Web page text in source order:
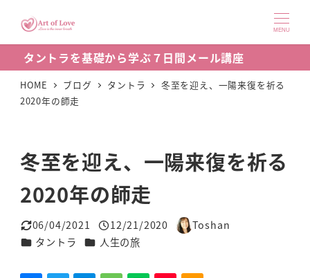
ン
コ
MENU
タントラを基礎から学ぶ７日間メール講座
HOME ブログ タントラ
冬至を迎え、一陽来復を祈る
2020年の師走
冬至を迎え、一陽来復を祈る
2020年の師走
更新日
06/04/2021
投稿日
12/21/2020
著
Toshan
カテゴリー
タントラ カテゴリー
人生の旅